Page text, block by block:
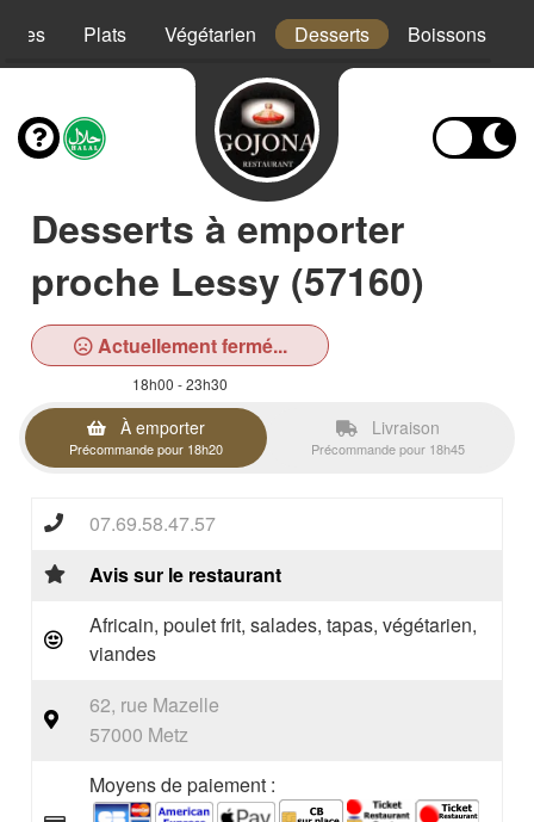
Plats Végétarien Desserts Boissons
Desserts à emporter
proche Lessy (57160)
Actuellement fermé...
18h00 - 23h30
À emporter
Précommande pour 18h20
Livraison
Précommande pour 18h45
07.69.58.47.57
Avis sur le restaurant
Africain, poulet frit, salades, tapas, végétarien,
viandes
62, rue Mazelle
57000 Metz
Moyens de paiement :